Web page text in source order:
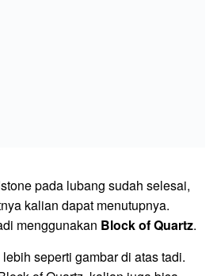
pada lubang sudah selesai,
kalian dapat menutupnya.
menggunakan Block of Quartz.
seperti gambar di atas tadi.